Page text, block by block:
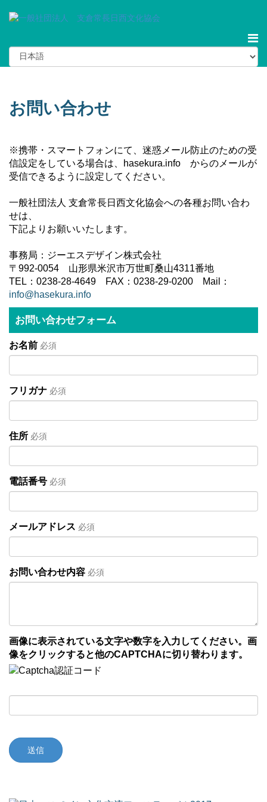
お問い合わせ
※携帯・スマートフォンにて、迷惑メール防止のための受
信設定をしている場合は、hasekura.info からのメールが
受信できるように設定してください。
一般社団法人 支倉常長日西文化協会への各種お問い合わ
せは、
下記よりお願いいたします。
事務局：ジーエスデザイン株式会社
〒992-0054 山形県米沢市万世町桑山4311番地
TEL：0238-28-4649 FAX：0238-29-0200 Mail：
info@hasekura.info
お問い合わせフォーム
お名前 必須
フリガナ 必須
住所 必須
電話番号 必須
メールアドレス 必須
お問い合わせ内容 必須
画像に表示されている文字や数字を入力してください。画
像をクリックすると他のCAPTCHAに切り替わります。